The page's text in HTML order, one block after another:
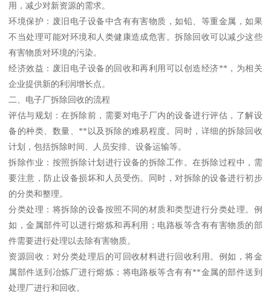
用，减少对新资源的需求。
环境保护：废旧电子设备中含有有害物质，如铅、等重金属，如果
不当处理可能对环境和人类健康造成危害。拆除回收可以减少这些
有害物质对环境的污染。
经济效益：废旧电子设备的回收和再利用可以创造经济**，为相关
企业提供新的利润增长点。
二、电子厂拆除回收的流程
评估与规划：在拆除前，需要对电子厂内的设备进行评估，了解设
备的种类、数量、**以及拆除的难易程度。同时，详细的拆除回收
计划，包括拆除时间、人员安排、设备运输等。
拆除作业：按照拆除计划进行设备的拆除工作。在拆除过程中，需
要注意，防止设备损坏和人员受伤。同时，对拆除的设备进行初步
的分类和整理。
分类处理：将拆除的设备按照不同的材质和类型进行分类处理。例
如，金属部件可以进行熔炼和再利用；电路板等含有有害物质的部
件需要进行处理以去除有害物质。
资源回收：对分类处理后的可回收材料进行回收利用。例如，将金
属部件送到冶炼厂进行熔炼；将电路板等含有有**金属的部件送到
处理厂进行和回收。